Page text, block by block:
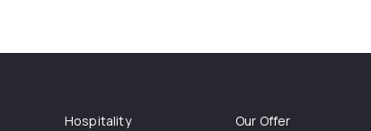
Hospitality
Our Offer